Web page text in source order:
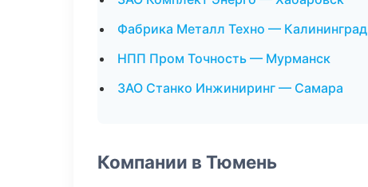
Фабрика Металл Техно — Калининград
НПП Пром Точность — Мурманск
ЗАО Станко Инжиниринг — Самара
Компании в Тюмень